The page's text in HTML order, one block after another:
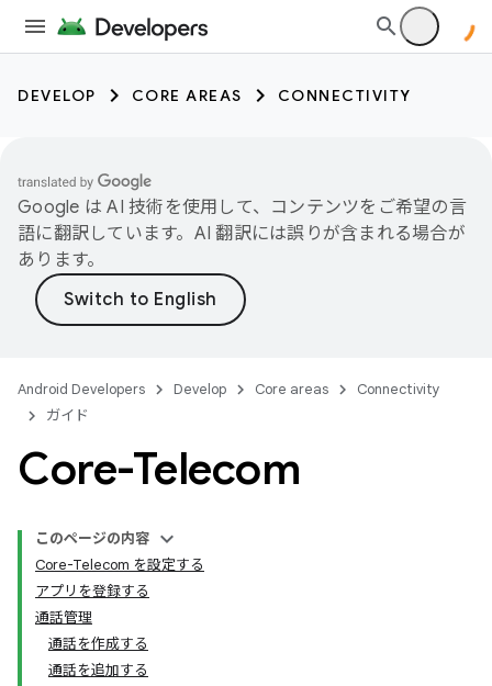
DEVELOP CORE AREAS CONNECTIVITY
Google は AI 技術を使用して、コンテンツをご希望の言
語に翻訳しています。AI 翻訳には誤りが含まれる場合が
あります。
Android Developers Develop Core areas
Connectivity
ガイド
Core-Telecom
このページの内容
Core-Telecom を設定する
アプリを登録する
通話管理
通話を作成する
通話を追加する